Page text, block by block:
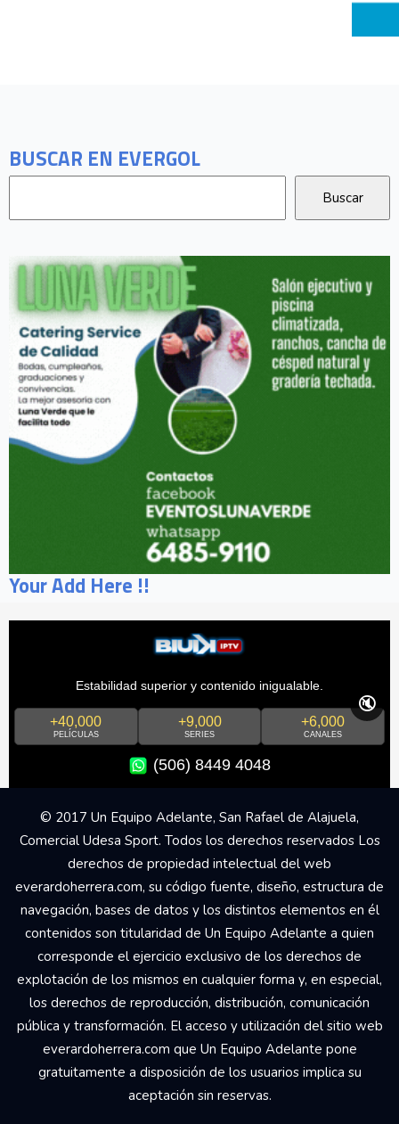
BUSCAR EN EVERGOL
Your Add Here !!
Estabilidad superior y contenido inigualable.
+40,000
PELÍCULAS
+9,000
SERIES
+6,000
CANALES
(506) 8449 4048
🔇
© 2017 Un Equipo Adelante, San Rafael de Alajuela,
Comercial Udesa Sport. Todos los derechos reservados Los
derechos de propiedad intelectual del web
everardoherrera.com, su código fuente, diseño, estructura de
navegación, bases de datos y los distintos elementos en él
contenidos son titularidad de Un Equipo Adelante a quien
corresponde el ejercicio exclusivo de los derechos de
explotación de los mismos en cualquier forma y, en especial,
los derechos de reproducción, distribución, comunicación
pública y transformación. El acceso y utilización del sitio web
everardoherrera.com que Un Equipo Adelante pone
gratuitamente a disposición de los usuarios implica su
aceptación sin reservas.